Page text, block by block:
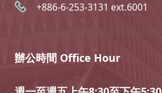
+886-6-253-3131 ext.6001
辦公時間 Office Hour